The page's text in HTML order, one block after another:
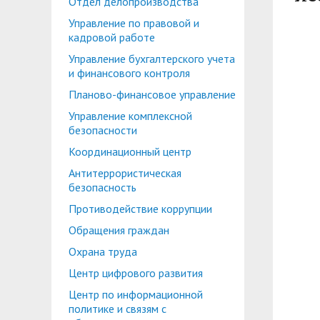
Планово-финансовое управление
Координационный центр
Противодействие коррупции
Охрана труда
Центр по информационной политике и
Управление по административно-
Профком студентов и аспирантов
Лучшие студенты
Вопросы ректору
Центр карьеры
Консультационный центр поддержки
Учебно-тренинговый центр
Центр тестирования иностранных граждан
Центр русского языка как иностранного
Образовательный модуль «Обучение
Управление по правовой и
кадровой работе
Управление бухгалтерского учета
и финансового контроля
Планово-финансовое управление
Управление комплексной
безопасности
Координационный центр
Антитеррористическая
безопасность
Противодействие коррупции
Обращения граждан
Охрана труда
Центр цифрового развития
Центр по информационной
политике и связям с